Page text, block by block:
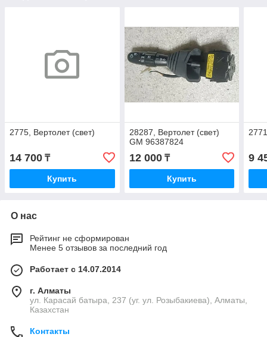
2775, Вертолет (свет)
14 700 ₸
Купить
28287, Вертолет (свет)
GM 96387824
12 000₸
Купить
9
О нас
Рейтинг не сформирован
Менее 5 отзывов за последний год
Работает с 14.07.2014
г. Алматы
ул. Карасай батыра, 237 (уг. ул. Розыбакиева), Алматы,
Казахстан
Контакты